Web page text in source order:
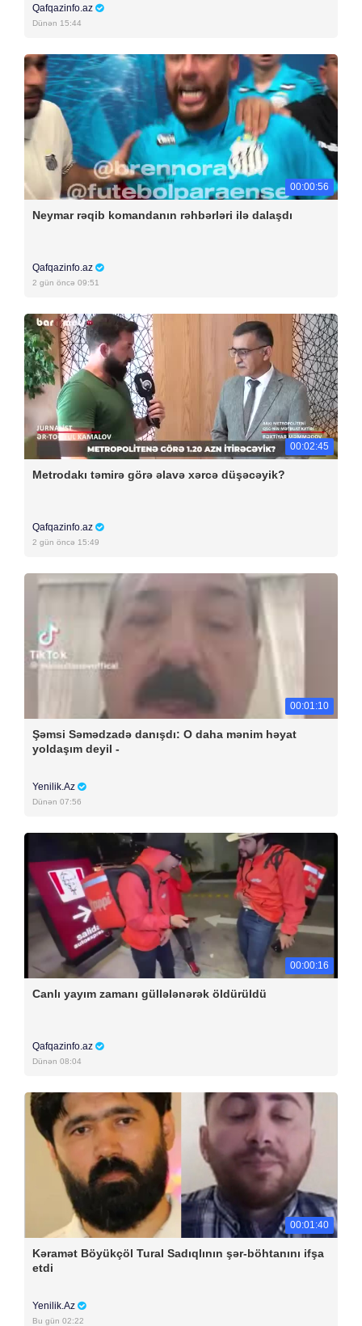
Qafqazinfo.az
Dünən 15:44
00:00:56
Neymar rəqib komandanın rəhbərləri ilə dalaşdı
Qafqazinfo.az
2 gün öncə 09:51
00:02:45
Metrodakı təmirə görə əlavə xərcə düşəcəyik?
Qafqazinfo.az
2 gün öncə 15:49
00:01:10
Şəmsi Səmədzadə danışdı: O daha mənim həyat
yoldaşım deyil -
Yenilik.Az
Dünən 07:56
00:00:16
Canlı yayım zamanı güllələnərək öldürüldü
Qafqazinfo.az
Dünən 08:04
00:01:40
Kəramət Böyükçöl Tural Sadıqlının şər-böhtanını ifşa
etdi
Yenilik.Az
Bu gün 02:22